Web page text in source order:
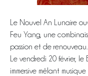
Le Nouvel An Lunaire
Feu Yang, une
passion et de renouveau.
Le vendredi 20 février,
immersive mêlant